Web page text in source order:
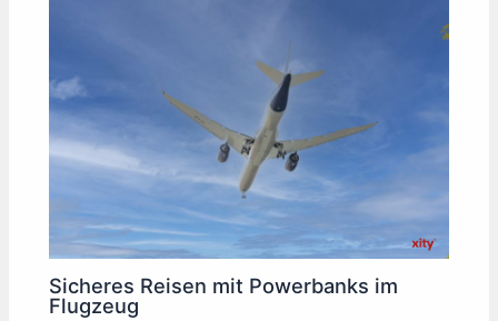
Sicheres Reisen mit Powerbanks im
Flugzeug